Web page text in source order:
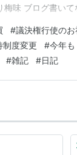
梅味 ブログ書いて
天ROOMも始め
んブログ村 ラン
ログ
#議決権行使のお
制度変更 #今年も
#雑記 #日記